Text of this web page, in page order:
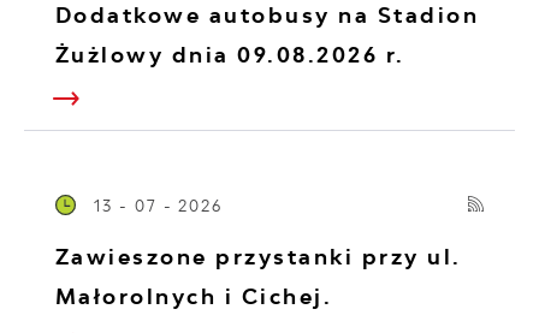
Dodatkowe autobusy na Stadion
Żużlowy dnia 09.08.2026 r.
13 - 07 - 2026
Zawieszone przystanki przy ul.
Małorolnych i Cichej.